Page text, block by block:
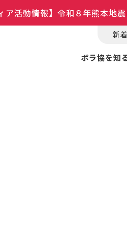
ア活動情報】令和８年熊本地
新
ボラ協を知